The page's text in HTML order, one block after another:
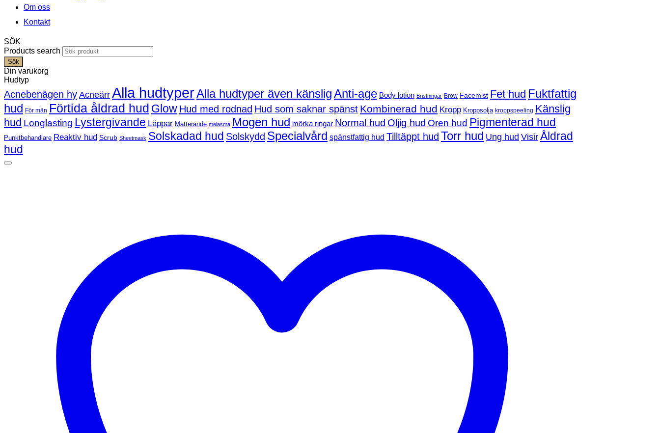
Om oss
Kontakt
SÖK
Products search
Sök
Din varukorg
Hudtyp
Acnebenägen hy Acneärr Alla hudtyperAlla hudtyper även känsligAnti-age Body lotion Bristningar Brow Facemist Fet hud Fuktfattig
hud För män Förtida åldrad hud Glow Hud med rodnad Hud som saknar spänst Kombinerad hud Kropp Kroppsolja kroppspeeling Känslig
hud Longlasting Lystergivande Läppar Matterande melasma Mogen hud mörka ringar Normal hud Oljig hud Oren hud Pigmenterad hud
Punktbehandlare Reaktiv hud Scrub Sheetmask Solskadad hud Solskydd Specialvård spänstfattig hud Tilltäppt hud Torr hud Ung hud VisirÅldrad
hud